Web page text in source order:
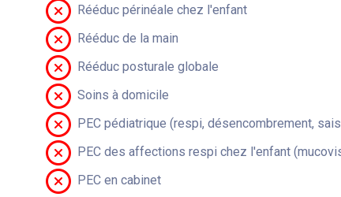
Rééduc périnéale chez l'enfant
Rééduc de la main
Rééduc posturale globale
Soins à domicile
PEC pédiatrique (respi, désencombrement,
PEC des affections respi chez l'enfant
PEC en cabinet